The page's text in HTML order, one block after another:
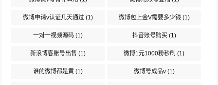
微博申请v认证几天通过 (1) 微博包上金V需要多少钱(1)
一对一视频源码 (1) 抖音账号购买(1)
新浪博客账号出售 (1) 微博1元1000粉秒刷 (1)
谁的微博都是黄 (1) 微博号成品v(1)